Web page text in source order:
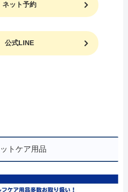
ネット予約
公式LINE
トケア用品